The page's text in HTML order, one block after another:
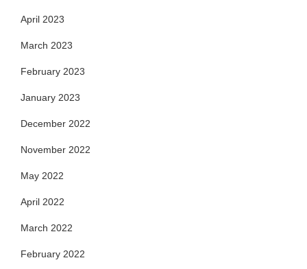
April 2023
March 2023
February 2023
January 2023
December 2022
November 2022
May 2022
April 2022
March 2022
February 2022